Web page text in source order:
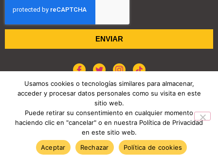
ENVIAR
COPYRIGHT © 2026 REPORTE CRIPTO
POLÍTICA DE COOKIES
TENDENCIAS HOY
Bitcoin puede tener varios precios al mismo tiempo
Usamos cookies o tecnologías similares para almacenar,
acceder y procesar datos personales como su visita en este
sitio web.
Puede retirar su consentimiento en cualquier momento
haciendo clic en "cancelar" o en nuestra Política de Privacidad
en este sitio web.
Aceptar
Rechazar Política de cookies